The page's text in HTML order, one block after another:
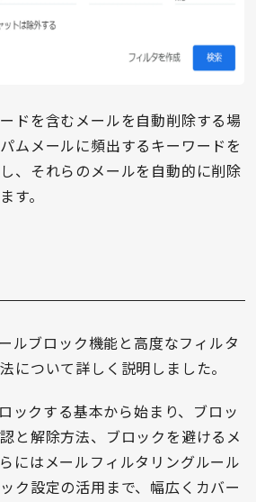
ドを含むメールを自動削除する場
ムメールに頻出するキーワードを
、それらのメールを自動的に削除
す。
ルブロック機能と高度なフィルタ
について詳しく説明しました。
ックする基本から始まり、ブロッ
と解除方法、ブロックを避けるメ
にはメールフィルタリングルール
ク設定の活用まで、幅広くカバー